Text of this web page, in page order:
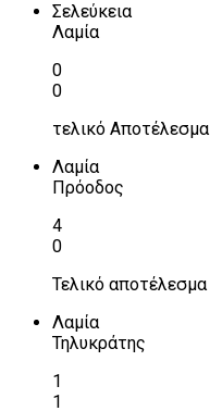
Σελεύκεια
Λαμία
0
0
τελικό Αποτέλεσμα
Λαμία
Πρόοδος
4
0
Τελικό αποτέλεσμα
Λαμία
Τηλυκράτης
1
1